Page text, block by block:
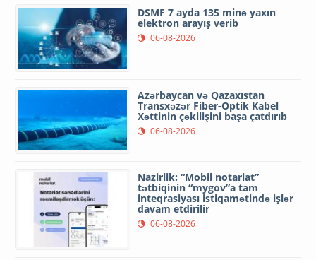
DSMF 7 ayda 135 minə yaxın
elektron arayış verib
06-08-2026
Azərbaycan və Qazaxıstan
Transxəzər Fiber-Optik Kabel
Xəttinin çəkilişini başa çatdırıb
06-08-2026
Nazirlik: “Mobil notariat”
tətbiqinin “mygov”a tam
inteqrasiyası istiqamətində işlər
davam etdirilir
06-08-2026